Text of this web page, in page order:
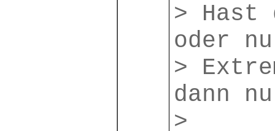
> Hast
oder
>
dann
>